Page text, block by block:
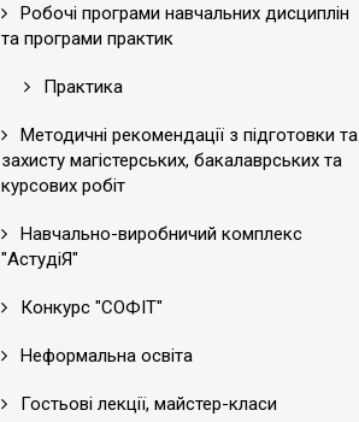
Робочі програми навчальних дисциплін
та програми практик
Практика
Методичні рекомендації з підготовки та
захисту магістерських, бакалаврських та
курсових робіт
Навчально-виробничий комплекс
"АстудіЯ"
Конкурс "СОФІТ"
Неформальна освіта
Гостьові лекції, майстер-класи